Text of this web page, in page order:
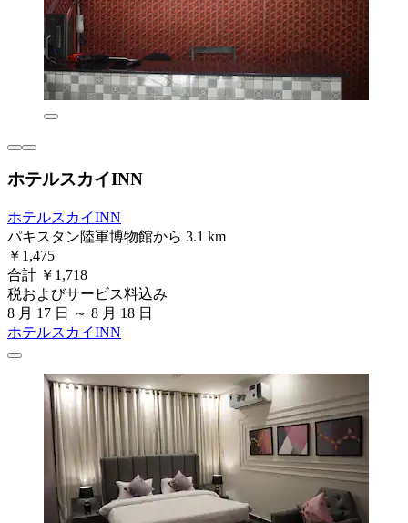
ホテルスカイINN
ホテルスカイINN
パキスタン陸軍博物館から 3.1 km
￥1,475
合計 ￥1,718
税およびサービス料込み
8 月 17 日 ～ 8 月 18 日
ホテルスカイINN